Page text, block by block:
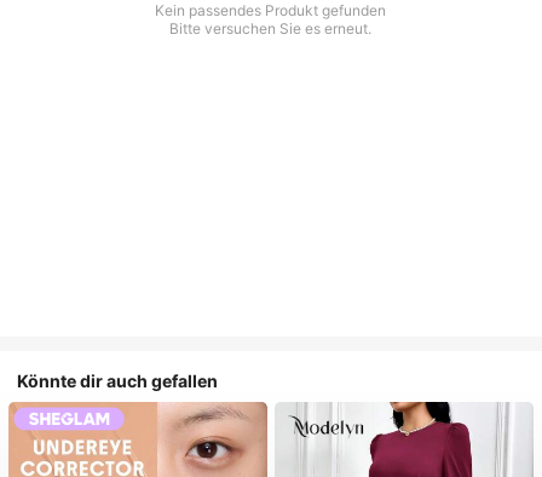
Kein passendes Produkt gefunden
Bitte versuchen Sie es erneut.
Könnte dir auch gefallen